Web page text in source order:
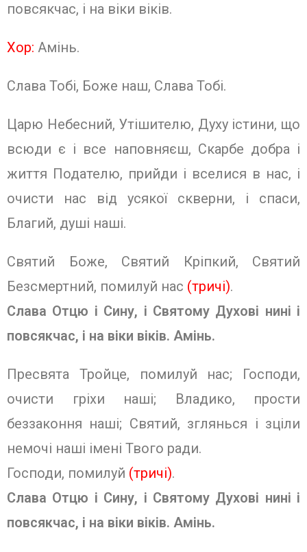
повсякчас, і на віки віків.
Хор: Амінь.
Слава Тобі, Боже наш, Слава Тобі.
Царю Небесний, Утішителю, Духу істини, що
всюди є і все наповняєш, Скарбе добра і
життя Подателю, прийди і вселися в нас, і
очисти нас від усякої скверни, і спаси,
Благий, душі наші.
Святий Боже, Святий Кріпкий, Свя­тий
Безсмертний, помилуй нас (тричі).
Слава Отцю і Сину, і Святому Духо­ві нині і
повсякчас, і на віки віків. Амінь.
Пресвята Тройце, помилуй нас; Гос­поди,
очисти гріхи наші; Владико, про­сти
беззаконня наші; Святий, зглянься і зціли
немочі наші імені Твого ради.
Господи, помилуй (тричі).
Слава Отцю і Сину, і Святому Духо­ві нині і
повсякчас, і на віки віків. Амінь.